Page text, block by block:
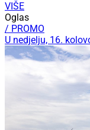
VIŠE
Oglas
/ PROMO
U nedjelju, 16.